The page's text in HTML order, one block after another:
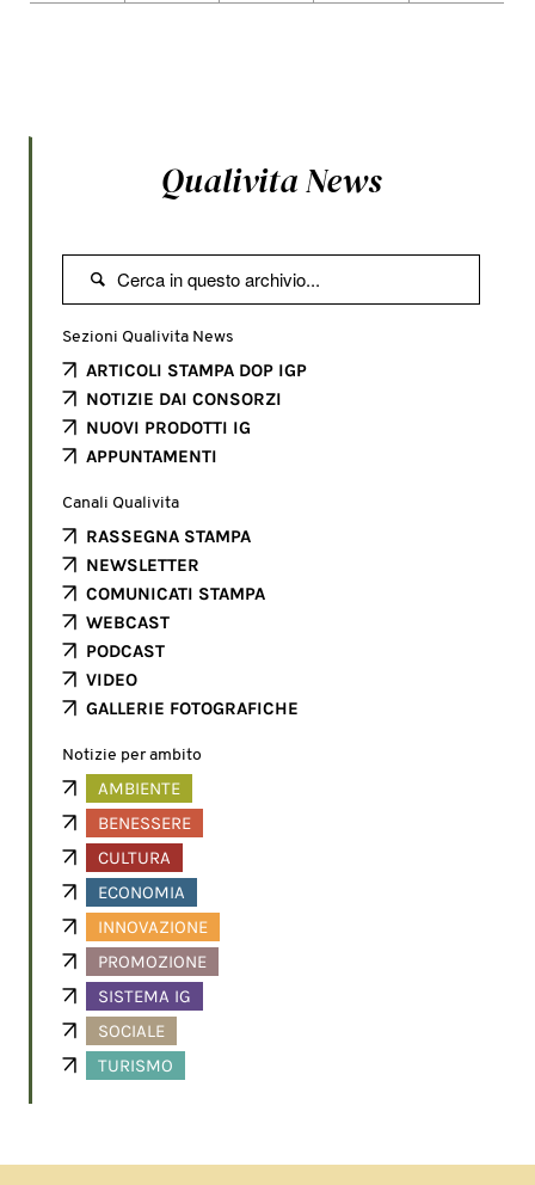
Qualivita News

Sezioni Qualivita News
ARTICOLI STAMPA DOP IGP
NOTIZIE DAI CONSORZI
NUOVI PRODOTTI IG
APPUNTAMENTI
Canali Qualivita
RASSEGNA STAMPA
NEWSLETTER
COMUNICATI STAMPA
WEBCAST
PODCAST
VIDEO
GALLERIE FOTOGRAFICHE
Notizie per ambito
AMBIENTE
BENESSERE
CULTURA
ECONOMIA
INNOVAZIONE
PROMOZIONE
SISTEMA IG
SOCIALE
TURISMO